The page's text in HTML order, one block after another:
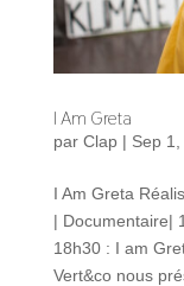
I Am Greta
par Clap| Sep 1,
I Am Greta
| Documentaire|
18h30 : I am
Vert&co nous